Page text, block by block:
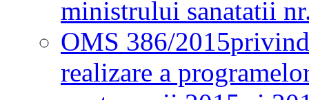
ministrului sanatatii
OMS 386/2015
realizare a